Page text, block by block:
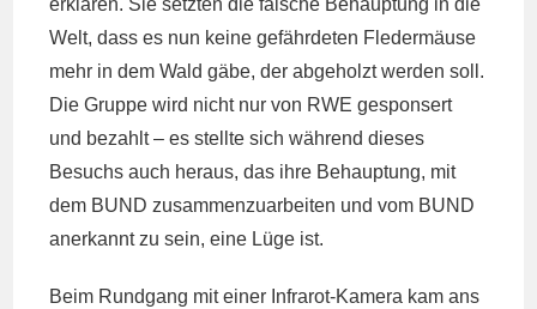
erklären. Sie setzten die falsche Behauptung in die
Welt, dass es nun keine gefährdeten Fledermäuse
mehr in dem Wald gäbe, der abgeholzt werden soll.
Die Gruppe wird nicht nur von RWE gesponsert
und bezahlt – es stellte sich während dieses
Besuchs auch heraus, das ihre Behauptung, mit
dem BUND zusammenzuarbeiten und vom BUND
anerkannt zu sein, eine Lüge ist.
Beim Rundgang mit einer Infrarot-Kamera kam ans